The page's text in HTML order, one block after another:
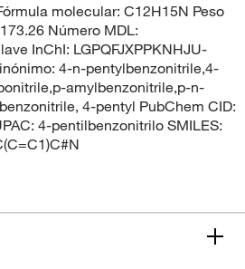
molecular: C12H15N Peso
Número MDL:
InChI: LGPQFJXPPKNHJU-
4-n-pentylbenzonitrile,4-
amylbenzonitrile,p-n-
4-pentyl PubChem CID:
4-pentilbenzonitrilo SMILES: